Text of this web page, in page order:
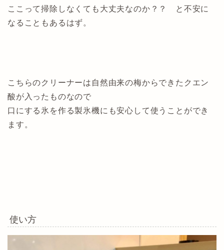
ここって掃除しなくても大丈夫なのか？？ と不安に
なることもあるはず。
こちらのクリーナーは自然由来の梅からできたクエン
酸が入ったものなので
口にする氷を作る製氷機にも安心して使うことができ
ます。
使い方